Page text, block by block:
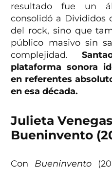
resultado fue un
consolidó a Divididos
del rock, sino que
público masivo sin
complejidad.
plataforma sonora
en referentes
en esa década.
Julieta
Bueninvento
Con Bueninvento